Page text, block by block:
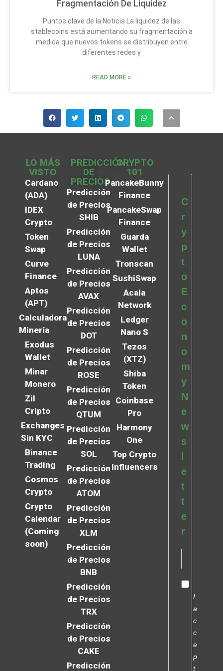
Fragmentación De Liquidez
Puntos clave de la Noticia La liquidez de las
stablecoins está aumentando su fragmentación a
medida que nuevos tokens se distribuyen entre
diferentes redes y
READ MORE »
LO MÁS
VISTO
Cardano
(ADA)
IDEX
Crypto
Token
Swap
Curve
Finance
Aptos
(APT)
Calculadora
Minería
Exodus
Wallet
Minar
Monero
Zil
Cripto
Exchanges
Sin KYC
Binance
Trading
Cosmos
Crypto
Crypto
Calendar
(Coming
soon)
PREDICCIÓN
DE
PRECIOS
Predicción
de Precios
SHIB
Predicción
de Precios
LUNA
Predicción
de Precios
AVAX
Predicción
de Precios
DOT
Predicción
de Precios
ROSE
Predicción
de Precios
QTUM
Predicción
de Precios
SOL
Predicción
de Precios
ATOM
Predicción
de Precios
XLM
Predicción
de Precios
BNB
Predicción
de Precios
TRX
Predicción
de Precios
CAKE
Predicción
CRYPTO
101
PancakeBunny
Finance
PancakeSwap
Finance
Guarda
Wallet
Tronscan
SushiSwap
Acala
Network
Ledger
Nano S
Tezos
(XTZ)
Shiba
Token
Coinbase
Pro
Harmony
One
Top Crypto
Influencers
C
r
y
p
t
o
E
c
o
n
o
m
y
N
e
w
s
e
t
t
e
r
I
a
c
c
e
p
t